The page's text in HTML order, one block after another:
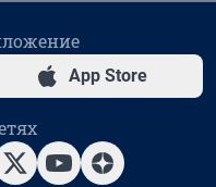
App Store